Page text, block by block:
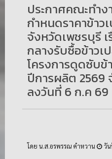
ประกาศคณะทำ
กำหนดราคาข้าว
จังหวัดเพชรบุรี
กลางรับซื้อข้าวเ
โครงการดูดซับข้
ปีการผลิต 2569
ลงวันที่ 6 ก.ค 69
โดย น.ส.อรพรรณ คำหวาน วั